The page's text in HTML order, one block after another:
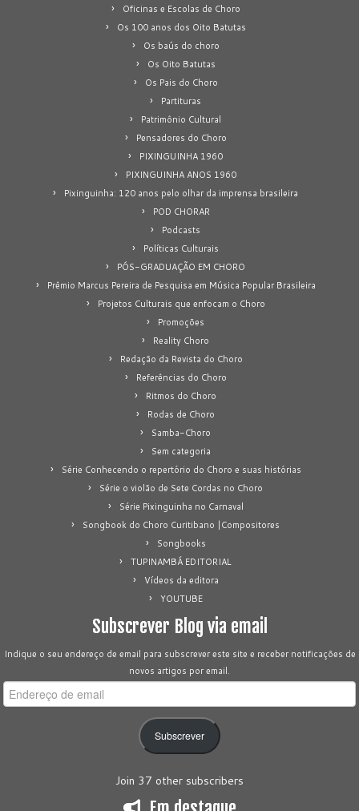
Oficinas e Escolas de Choro
Os 100 anos dos Oito Batutas
Os baús do choro
Os Oito Batutas
Os Pais do Choro
Partituras
Patrimônio Cultural
Pensadores do Choro
PIXINGUINHA 1960
PIXINGUINHA ANOS 1960
Pixinguinha: 120 anos pelo olhar da imprensa brasileira
POD CHORAR
Podcasts
Políticas Culturais
PÓS-GRADUAÇÃO EM CHORO
Prêmio Marcus Pereira de Pesquisa em Música Popular Brasileira
Projetos Culturais que enfocam o Choro
Promoções
Reality Choro
Redação da Revista do Choro
Referências do Choro
Ritmos do Choro
Rodas de Choro
Samba-Choro
Sem categoria
Série Conhecendo o repertório do Choro e suas histórias
Série o violão de Sete Cordas no Choro
Série Pixinguinha no Carnaval
Songbook do Choro Curitibano |Compositores
Songbooks
TUPINAMBÁ EDITORIAL
Vídeos da editora
YOUTUBE
Subscrever Blog via email
Indique o seu endereço de email para subscrever este site e receber notificações de
novos artigos por email.
Endereço
de
Subscrever
Join 37 other subscribers